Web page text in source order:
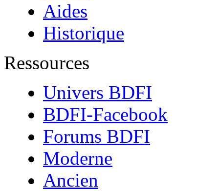
Aides
Historique
Ressources
Univers BDFI
BDFI-Facebook
Forums BDFI
Moderne
Ancien